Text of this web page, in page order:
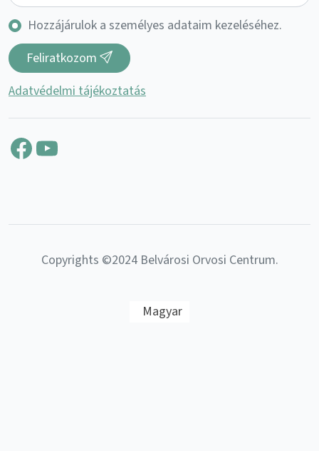
Hozzájárulok a személyes adataim kezeléséhez.
Feliratkozom
Adatvédelmi tájékoztatás
Facebook
YouTube
Copyrights ©2024 Belvárosi Orvosi Centrum.
Magyar